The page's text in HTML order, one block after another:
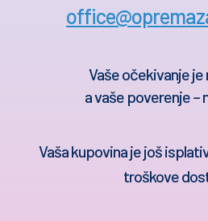
Vaše očekivanje je
a vaše poverenje –
Vaša kupovina je još
troškove